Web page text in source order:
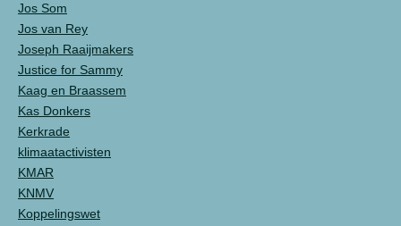
Jos Som
Jos van Rey
Joseph Raaijmakers
Justice for Sammy
Kaag en Braassem
Kas Donkers
Kerkrade
klimaatactivisten
KMAR
KNMV
Koppelingswet